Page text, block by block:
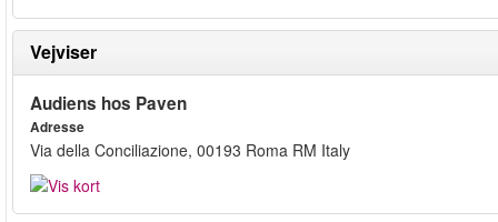
Vejviser
Audiens hos Paven
Adresse
Via della Conciliazione, 00193 Roma RM Italy